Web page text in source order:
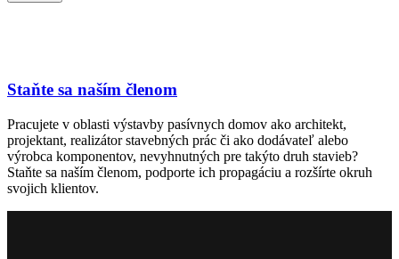
Staňte sa naším členom
Pracujete v oblasti výstavby pasívnych domov ako architekt,
projektant, realizátor stavebných prác či ako dodávateľ alebo
výrobca komponentov, nevyhnutných pre takýto druh stavieb?
Staňte sa naším členom, podporte ich propagáciu a rozšírte okruh
svojich klientov.